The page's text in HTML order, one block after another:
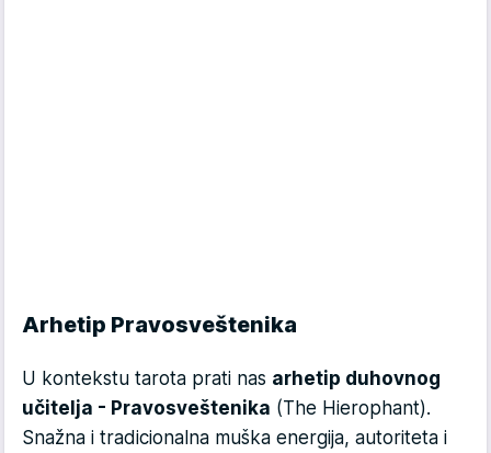
Arhetip Pravosveštenika
U kontekstu tarota prati nas arhetip duhovnog
učitelja - Pravosveštenika (The Hierophant).
Snažna i tradicionalna muška energija, autoriteta i